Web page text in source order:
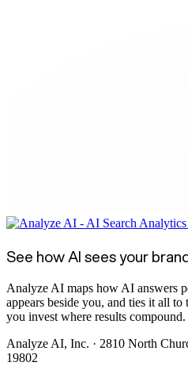
See how AI sees your
Analyze AI maps how AI answers
appears beside you, and ties it all
you invest where results compound.
Analyze AI, Inc. · 2810 North
19802